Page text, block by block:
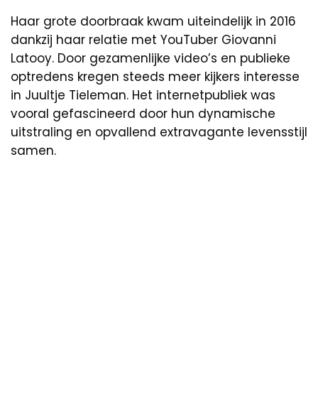
Haar grote doorbraak kwam uiteindelijk in 2016
dankzij haar relatie met YouTuber Giovanni
Latooy. Door gezamenlijke video’s en publieke
optredens kregen steeds meer kijkers interesse
in Juultje Tieleman. Het internetpubliek was
vooral gefascineerd door hun dynamische
uitstraling en opvallend extravagante levensstijl
samen.